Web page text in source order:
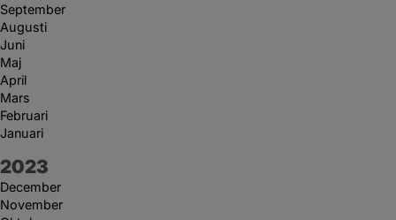
September
Augusti
Juni
Maj
April
Mars
Februari
Januari
År:
2023
December
November